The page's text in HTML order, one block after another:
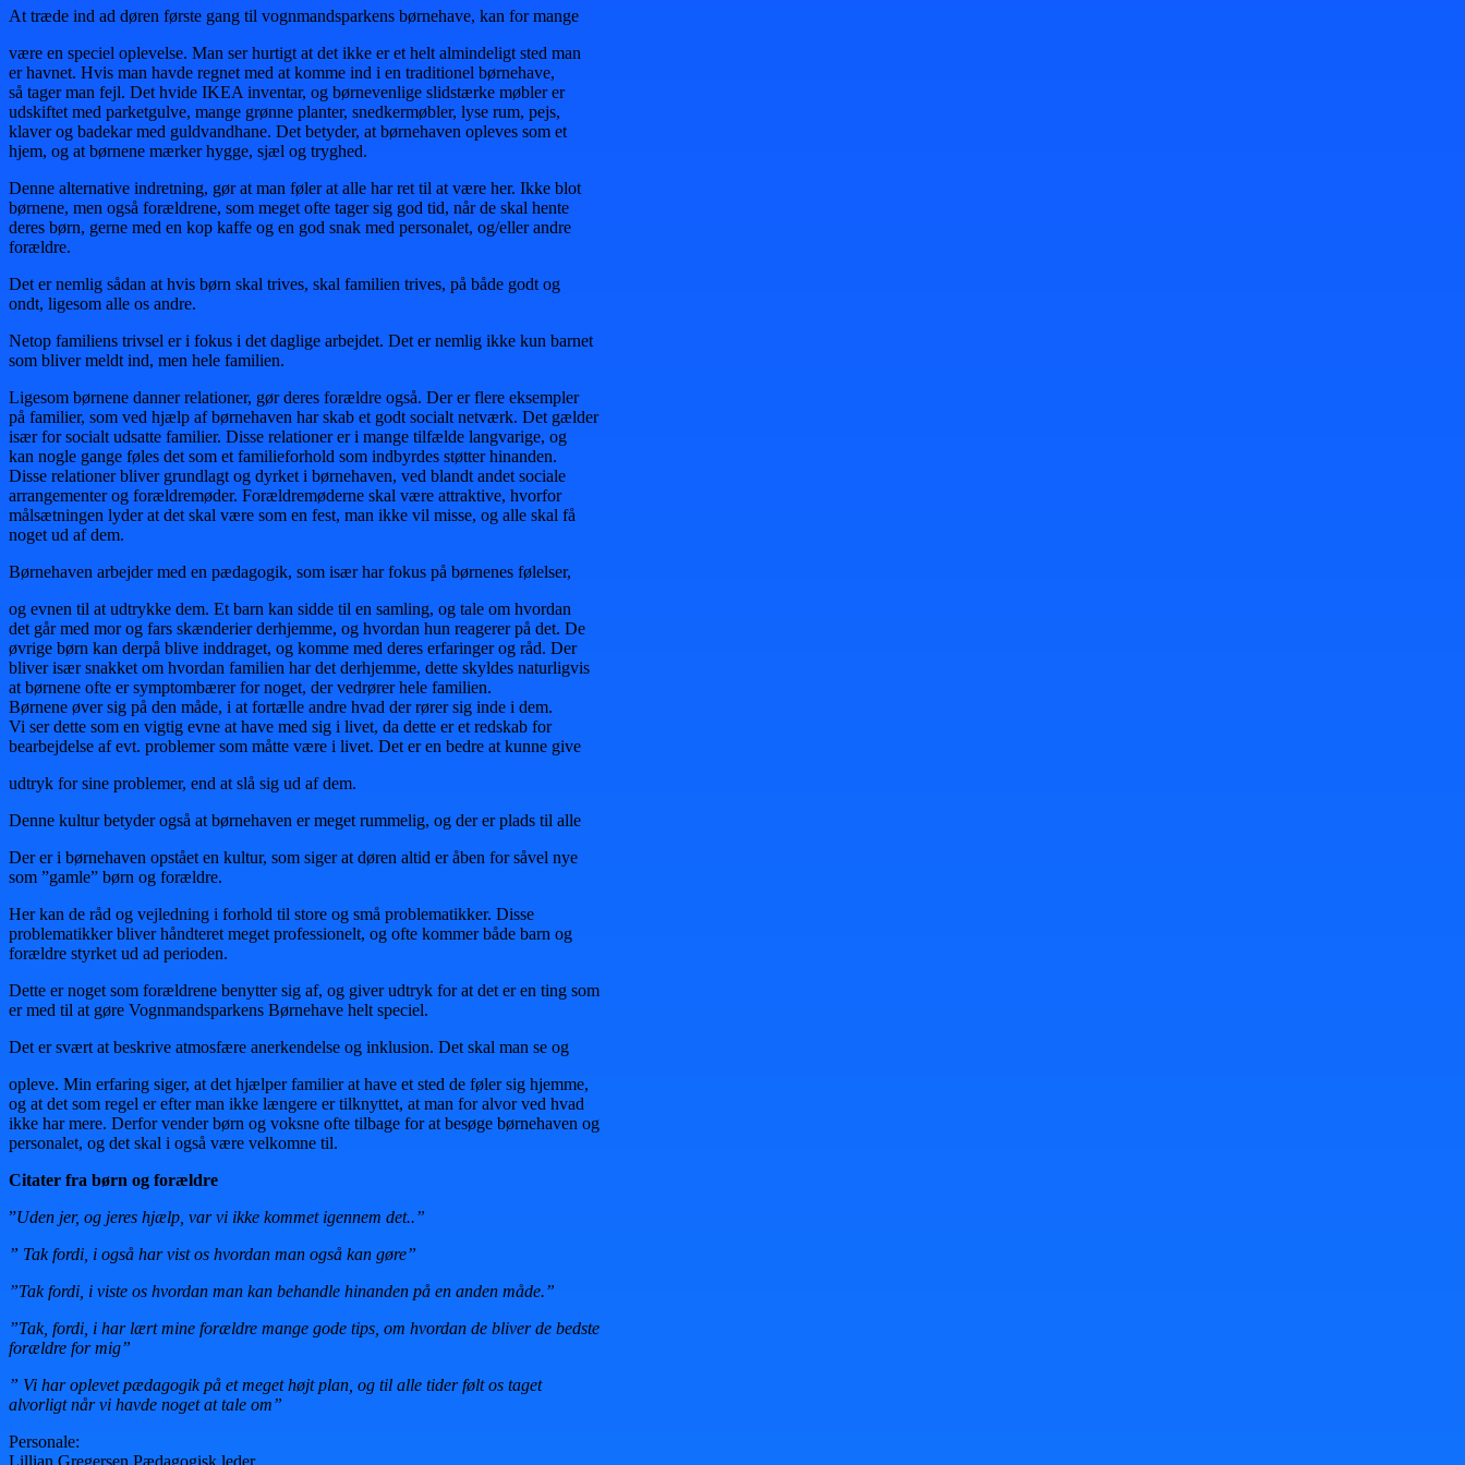
At træde ind ad døren første gang til vognmandsparkens børnehave, kan for mange
være en speciel oplevelse. Man ser hurtigt at det ikke er et helt almindeligt sted man
er havnet. Hvis man havde regnet med at komme ind i en traditionel børnehave,
så tager man fejl. Det hvide IKEA inventar, og børnevenlige slidstærke møbler er
udskiftet med parketgulve, mange grønne planter, snedkermøbler, lyse rum, pejs,
klaver og badekar med guldvandhane. Det betyder, at børnehaven opleves som et
hjem, og at børnene mærker hygge, sjæl og tryghed.
Denne alternative indretning, gør at man føler at alle har ret til at være her. Ikke blot
børnene, men også forældrene, som meget ofte tager sig god tid, når de skal hente
deres børn, gerne med en kop kaffe og en god snak med personalet, og/eller andre
forældre.
Det er nemlig sådan at hvis børn skal trives, skal familien trives, på både godt og
ondt, ligesom alle os andre.
Netop familiens trivsel er i fokus i det daglige arbejdet. Det er nemlig ikke kun barnet
som bliver meldt ind, men hele familien.
Ligesom børnene danner relationer, gør deres forældre også. Der er flere eksempler
på familier, som ved hjælp af børnehaven har skab et godt socialt netværk. Det gælder
især for socialt udsatte familier. Disse relationer er i mange tilfælde langvarige, og
kan nogle gange føles det som et familieforhold som indbyrdes støtter hinanden.
Disse relationer bliver grundlagt og dyrket i børnehaven, ved blandt andet sociale
arrangementer og forældremøder. Forældremøderne skal være attraktive, hvorfor
målsætningen lyder at det skal være som en fest, man ikke vil misse, og alle skal få
noget ud af dem.
Børnehaven arbejder med en pædagogik, som især har fokus på børnenes følelser,
og evnen til at udtrykke dem. Et barn kan sidde til en samling, og tale om hvordan
det går med mor og fars skænderier derhjemme, og hvordan hun reagerer på det. De
øvrige børn kan derpå blive inddraget, og komme med deres erfaringer og råd. Der
bliver især snakket om hvordan familien har det derhjemme, dette skyldes naturligvis
at børnene ofte er symptombærer for noget, der vedrører hele familien.
Børnene øver sig på den måde, i at fortælle andre hvad der rører sig inde i dem.
Vi ser dette som en vigtig evne at have med sig i livet, da dette er et redskab for
bearbejdelse af evt. problemer som måtte være i livet. Det er en bedre at kunne give
udtryk for sine problemer, end at slå sig ud af dem.
Denne kultur betyder også at børnehaven er meget rummelig, og der er plads til alle
Der er i børnehaven opstået en kultur, som siger at døren altid er åben for såvel nye
som ”gamle” børn og forældre.
Her kan de råd og vejledning i forhold til store og små problematikker. Disse
problematikker bliver håndteret meget professionelt, og ofte kommer både barn og
forældre styrket ud ad perioden.
Dette er noget som forældrene benytter sig af, og giver udtryk for at det er en ting som
er med til at gøre Vognmandsparkens Børnehave helt speciel.
Det er svært at beskrive atmosfære anerkendelse og inklusion. Det skal man se og
opleve. Min erfaring siger, at det hjælper familier at have et sted de føler sig hjemme,
og at det som regel er efter man ikke længere er tilknyttet, at man for alvor ved hvad
ikke har mere. Derfor vender børn og voksne ofte tilbage for at besøge børnehaven og
personalet, og det skal i også være velkomne til.
Citater fra børn og forældre
”Uden jer, og jeres hjælp, var vi ikke kommet igennem det..”
” Tak fordi, i også har vist os hvordan man også kan gøre”
”Tak fordi, i viste os hvordan man kan behandle hinanden på en anden måde.”
”Tak, fordi, i har lært mine forældre mange gode tips, om hvordan de bliver de bedste
forældre for mig”
” Vi har oplevet pædagogik på et meget højt plan, og til alle tider følt os taget
alvorligt når vi havde noget at tale om”
Personale:
Lillian Gregersen Pædagogisk leder